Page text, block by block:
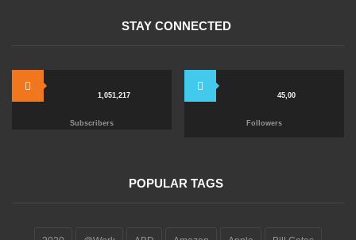
STAY CONNECTED
1,051,217
Subscribers
45,00
Followers
POPULAR TAGS